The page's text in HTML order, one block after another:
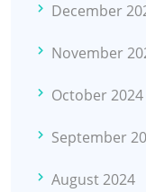
December
November
October 2024
September
August 2024